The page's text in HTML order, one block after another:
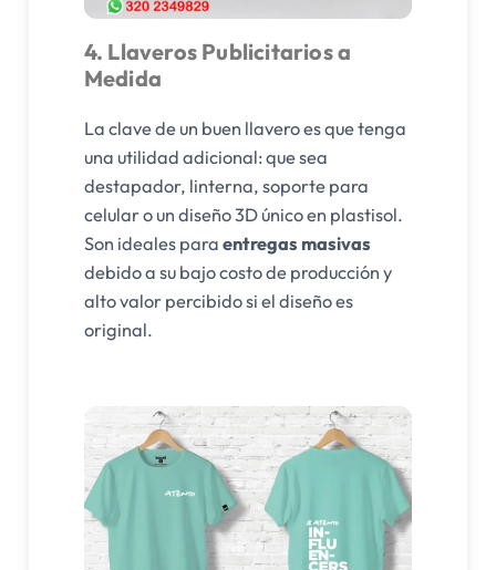
4. Llaveros Publicitarios a
Medida
La clave de un buen llavero es que tenga
una utilidad adicional: que sea
destapador, linterna, soporte para
celular o un diseño 3D único en plastisol.
Son ideales para entregas masivas
debido a su bajo costo de producción y
alto valor percibido si el diseño es
original.